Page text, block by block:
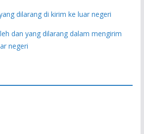
dilarang di kirim ke luar negeri
dan yang dilarang dalam mengirim
negeri